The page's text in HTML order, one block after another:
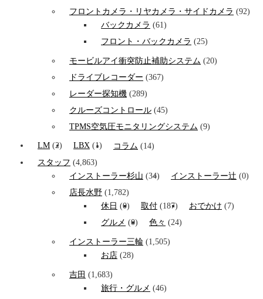
フロントカメラ・リヤカメラ・サイドカメラ (92)
バックカメラ (61)
フロント・バックカメラ (25)
モービルアイ衝突防止補助システム (20)
ドライブレコーダー (367)
レーダー探知機 (289)
クルーズコントロール (45)
TPMS空気圧モニタリングシステム (9)
LM (2) LBX (1) コラム (14)
スタッフ (4,863)
インストーラー杉山 (34) インストーラー辻 (0)
店長水野 (1,782)
休日 (0) 取付 (187) おでかけ (7)
グルメ (0) 色々 (24)
インストーラー三輪 (1,505)
お店 (28)
吉田 (1,683)
旅行・グルメ (46)